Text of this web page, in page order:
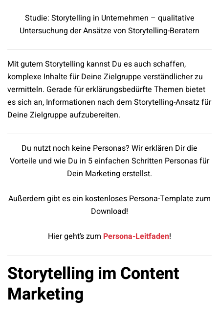
Studie: Storytelling in Unternehmen – qualitative
Untersuchung der Ansätze von Storytelling-Beratern
Mit gutem Storytelling kannst Du es auch schaffen,
komplexe Inhalte für Deine Zielgruppe verständlicher zu
vermitteln. Gerade für erklärungsbedürfte Themen bietet
es sich an, Informationen nach dem Storytelling-Ansatz für
Deine Zielgruppe aufzubereiten.
Du nutzt noch keine Personas? Wir erklären Dir die
Vorteile und wie Du in 5 einfachen Schritten Personas für
Dein Marketing erstellst.
Außerdem gibt es ein kostenloses Persona-Template zum
Download!
Hier geht’s zum Persona-Leitfaden!
Storytelling im Content
Marketing